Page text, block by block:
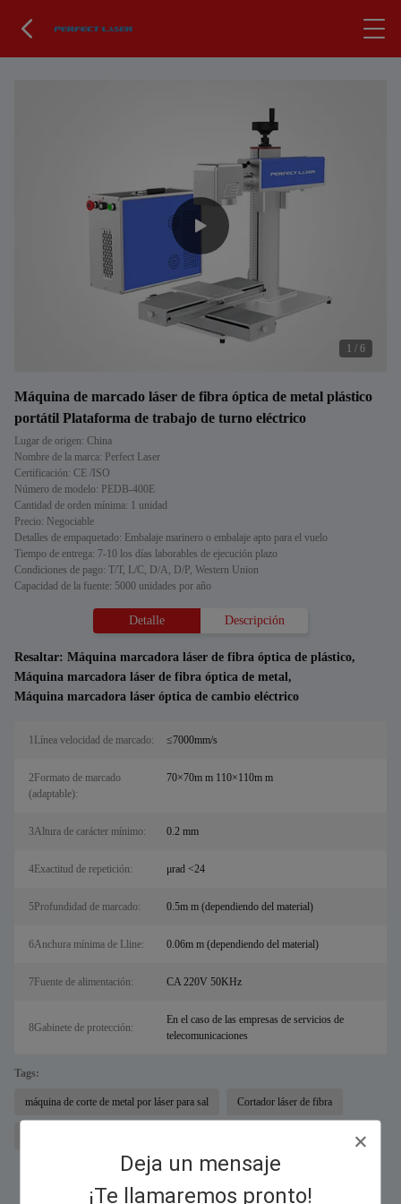
Deja un mensaje
¡Te llamaremos pronto!
1 / 6
Máquina de marcado láser de fibra óptica de metal plástico
portátil Plataforma de trabajo de turno eléctrico
Lugar de origen: China
Nombre de la marca: Perfect Laser
Certificación: CE /ISO
Número de modelo: PEDB-400E
Cantidad de orden mínima: 1 unidad
Precio: Negociable
Detalles de empaquetado: Embalaje marinero o embalaje apto para el vuelo
Tiempo de entrega: 7-10 los días laborables de ejecución plazo
Condiciones de pago: T/T, L/C, D/A, D/P, Western Union
Capacidad de la fuente: 5000 unidades por año
Detalle Descripción
Resaltar: Máquina marcadora láser de fibra óptica de plástico,
Máquina marcadora láser de fibra óptica de metal,
Máquina marcadora láser óptica de cambio eléctrico
1Línea velocidad de marcado: ≤7000mm/s
2Formato de marcado
(adaptable):
70×70m m 110×110m m
3Altura de carácter mínimo: 0.2 mm
4Exactitud de repetición: μrad <24
5Profundidad de marcado: 0.5m m (dependiendo del material)
6Anchura mínima de Lline: 0.06m m (dependiendo del material)
7Fuente de alimentación: CA 220V 50KHz
8Gabinete de protección:
En el caso de las empresas de servicios de
telecomunicaciones
Tags:
máquina de corte de metal por láser para sal Cortador láser de fibra